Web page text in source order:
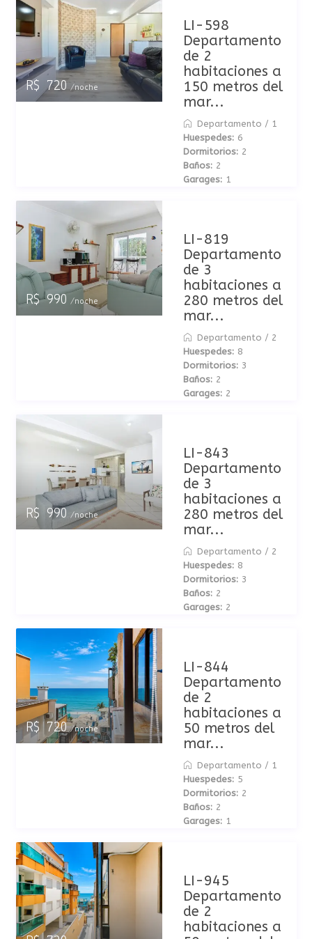
R$ 720/noche
LI-598
Departamento
de 2
habitaciones a
150 metros del
mar...
Departamento / 1
Huespedes: 6
Dormitorios: 2
Baños: 2
Garages: 1
R$ 990/noche
LI-819
Departamento
de 3
habitaciones a
280 metros del
mar...
Departamento / 2
Huespedes: 8
Dormitorios: 3
Baños: 2
Garages: 2
R$ 990/noche
LI-843
Departamento
de 3
habitaciones a
280 metros del
mar...
Departamento / 2
Huespedes: 8
Dormitorios: 3
Baños: 2
Garages: 2
R$ 720/noche
LI-844
Departamento
de 2
habitaciones a
50 metros del
mar...
Departamento / 1
Huespedes: 5
Dormitorios: 2
Baños: 2
Garages: 1
LI-945
Departamento
de 2
habitaciones a